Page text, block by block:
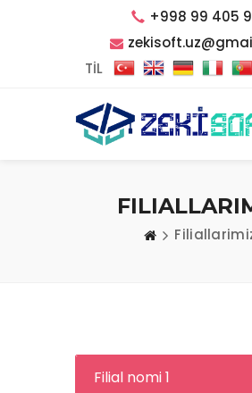
+998 99 405
TİL
Filial nomi 1